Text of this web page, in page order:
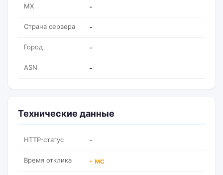
MX -
Страна сервера -
Город -
ASN -
Технические данные
HTTP-статус -
Время отклика - мс